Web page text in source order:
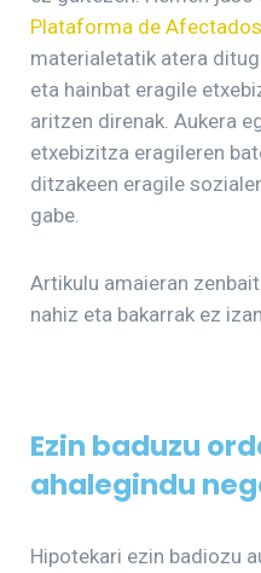
Plataforma de
materialetatik atera
eta hainbat eragile
aritzen direnak. Aukera
etxebizitza eragileren
ditzakeen eragile
gabe.
Artikulu amaieran
nahiz eta bakarrak ez izan.
Ezin baduzu
ahalegindu
Hipotekari ezin badiozu